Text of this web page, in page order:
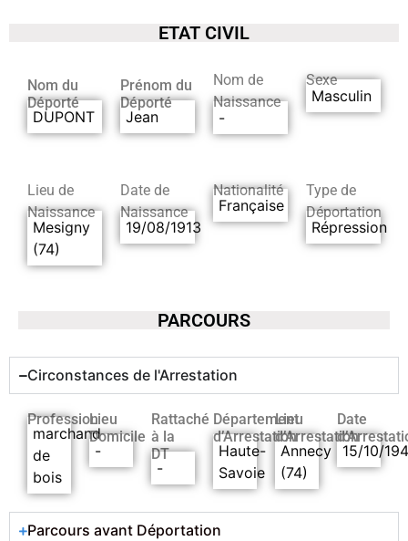
ETAT CIVIL
Nom du
Déporté
DUPONT
Prénom du
Déporté
Jean
Nom de
Naissance
-
Sexe
Masculin
Lieu de
Naissance
Mesigny
(74)
Date de
Naissance
19/08/1913
Nationalité
Française
Type de
Déportation
Répression
PARCOURS
Circonstances de l'Arrestation
Profession
marchand
de
bois
Lieu
Domicile
-
Rattaché
à la
DT
-
Département
d’Arrestation
Haute-
Savoie
Lieu
d’Arrestation
Annecy
(74)
Date
15/10/
Parcours avant Déportation